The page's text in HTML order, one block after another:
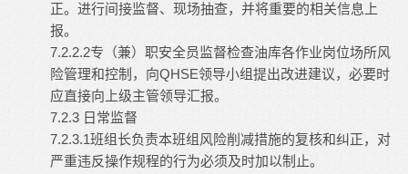
正。进行间接监督、现场抽查，并将重要的相关信息上
报。
7.2.2.2专（兼）职安全员监督检查油库各作业岗位场所风
险管理和控制，向QHSE领导小组提出改进建议，必要时
应直接向上级主管领导汇报。
7.2.3 日常监督
7.2.3.1班组长负责本班组风险削减措施的复核和纠正，对
严重违反操作规程的行为必须及时加以制止。